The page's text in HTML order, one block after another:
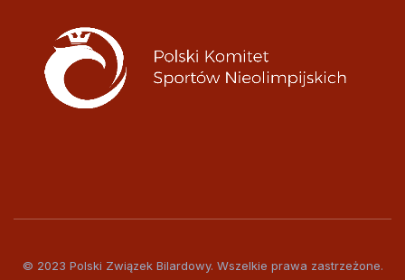
© 2023 Polski Związek Bilardowy. Wszelkie prawa zastrzeżone.